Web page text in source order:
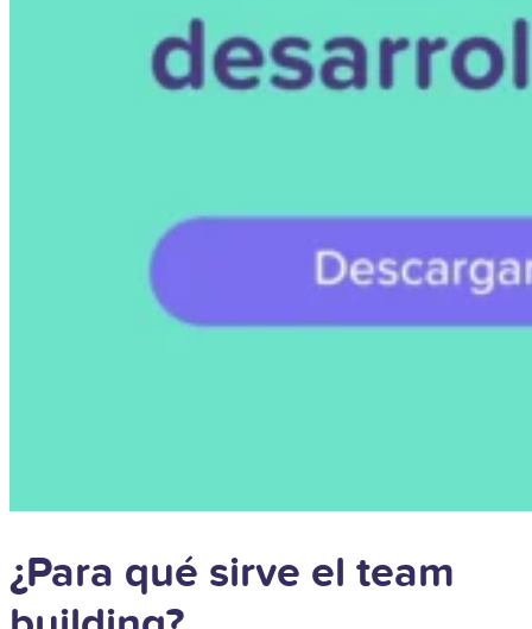
¿Para qué sirve el team